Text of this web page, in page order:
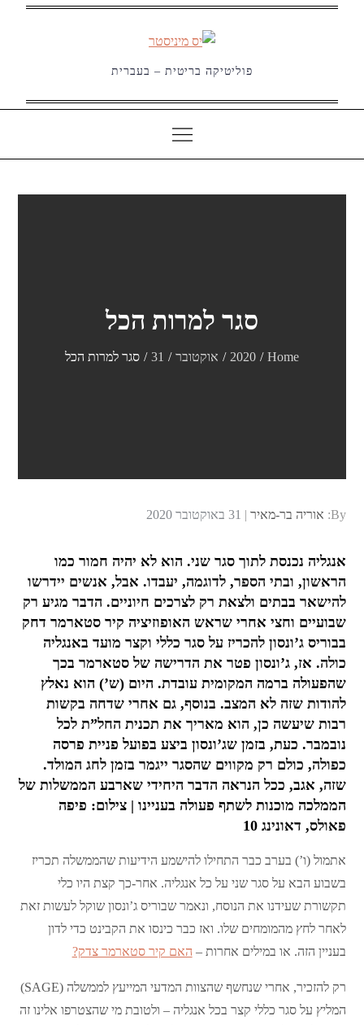
פוליטיקה בריטית – בעברית
סגר למרות הכל
Home
2020 אוקטובר 31 סגר למרות הכל
By: אוריה בר-מאיר
Posted
31 באוקטובר 2020
אנגליה נכנסת לתוך סגר שני. הוא לא יהיה חמור כמו
הראשון, ובתי הספר, לדוגמה, יעבדו. אבל, אנשים יידרשו
להישאר בבתים ולצאת רק לצרכים חיוניים. הדבר מגיע רק
שבועיים וחצי אחרי שראש האופוזיציה קיר סטארמר דחק
בבוריס ג’ונסון להכריז על סגר כללי וקצר מועד באנגליה
כולה. אז, ג’ונסון פטר את הדרישה של סטארמר בכך
שהפעולה ברמה המקומית עובדת. היום (ש’) הוא נאלץ
להודות שזה לא המצב. בנוסף, גם אחרי שדחה בקשות
רבות שיעשה כן, הוא מאריך את תכנית החל”ת לכל
נובמבר. כעת, בזמן שג’ונסון ביצע בפועל פניית פרסה
כפולה, כולם רק מקווים שהסגר ייגמר בזמן לחג המולד.
שזה, אגב, ככל הנראה הדבר היחידי שארבע הממשלות של
הממלכה מוכנות לשתף פעולה בעניינו | צילום: פיפה
פאולס, דאונינג 10
אתמול (ו’) בערב כבר התחילו להישמע הידיעות שהממשלה תכריז
בשבוע הבא על סגר שני על כל אנגליה. אחר-כך קצת היו כלי
תקשורת שעידנו את הנוסח, ונאמר שבוריס ג’ונסון שוקל לעשות זאת
לאחר לחץ מהמומחים שלו. ואז כבר כינסו את הקבינט כדי לדון
בעניין הזה. או במילים אחרות – האם קיר סטארמר צדק?
רק להזכיר, אחרי שנחשף שהצוות המדעי המייעץ לממשלה (SAGE)
המליץ על סגר כללי קצר בכל אנגליה – ולטובת מי שהצטרפו אלינו זה